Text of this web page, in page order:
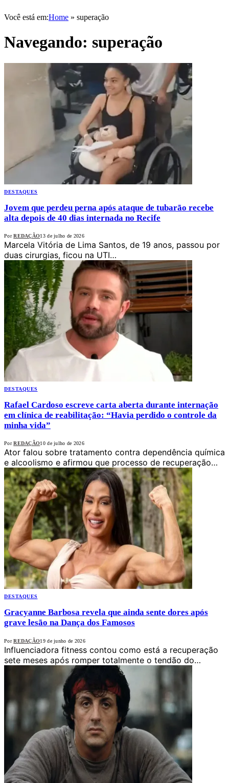
Você está em:Home » superação
Navegando: superação
DESTAQUES
Jovem que perdeu perna após ataque de tubarão recebe
alta depois de 40 dias internada no Recife
Por REDAÇÃO13 de julho de 2026
Marcela Vitória de Lima Santos, de 19 anos, passou por
duas cirurgias, ficou na UTI…
DESTAQUES
Rafael Cardoso escreve carta aberta durante internação
em clínica de reabilitação: “Havia perdido o controle da
minha vida”
Por REDAÇÃO10 de julho de 2026
Ator falou sobre tratamento contra dependência química
e alcoolismo e afirmou que processo de recuperação…
DESTAQUES
Gracyanne Barbosa revela que ainda sente dores após
grave lesão na Dança dos Famosos
Por REDAÇÃO19 de junho de 2026
Influenciadora fitness contou como está a recuperação
sete meses após romper totalmente o tendão do…